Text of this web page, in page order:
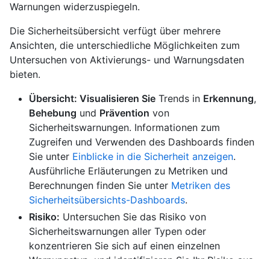
Warnungen widerzuspiegeln.
Die Sicherheitsübersicht verfügt über mehrere
Ansichten, die unterschiedliche Möglichkeiten zum
Untersuchen von Aktivierungs- und Warnungsdaten
bieten.
Übersicht: Visualisieren Sie Trends in Erkennung,
Behebung und Prävention von
Sicherheitswarnungen. Informationen zum
Zugreifen und Verwenden des Dashboards finden
Sie unter Einblicke in die Sicherheit anzeigen.
Ausführliche Erläuterungen zu Metriken und
Berechnungen finden Sie unter Metriken des
Sicherheitsübersichts-Dashboards.
Risiko: Untersuchen Sie das Risiko von
Sicherheitswarnungen aller Typen oder
konzentrieren Sie sich auf einen einzelnen